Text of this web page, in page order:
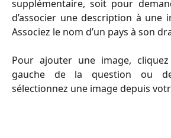
supplémentaire, soit pour
d’associer une description à une
Associez le nom d’un pays à son
Pour ajouter une image,
gauche de la question ou de
sélectionnez une image depuis